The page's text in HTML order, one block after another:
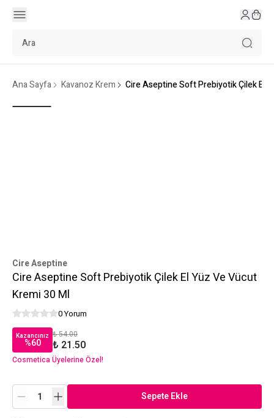
Ana Sayfa Kavanoz Krem Cire Aseptine Soft Prebiyotik Çilek El
Cire Aseptine
Cire Aseptine Soft Prebiyotik Çilek El Yüz Ve Vücut
Kremi 30 Ml
0 Yorum
Kazancınız
%60
₺ 54.00
₺ 21.50
Cosmetica Üyelerine Özel!
Sepete Ekle